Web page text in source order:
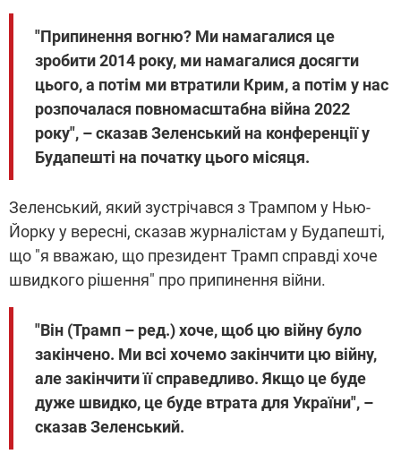
"Припинення вогню? Ми намагалися це
зробити 2014 року, ми намагалися досягти
цього, а потім ми втратили Крим, а потім у нас
розпочалася повномасштабна війна 2022
року", – сказав Зеленський на конференції у
Будапешті на початку цього місяця.
Зеленський, який зустрічався з Трампом у Нью-
Йорку у вересні, сказав журналістам у Будапешті,
що "я вважаю, що президент Трамп справді хоче
швидкого рішення" про припинення війни.
"Він (Трамп – ред.) хоче, щоб цю війну було
закінчено. Ми всі хочемо закінчити цю війну,
але закінчити її справедливо. Якщо це буде
дуже швидко, це буде втрата для України", –
сказав Зеленський.